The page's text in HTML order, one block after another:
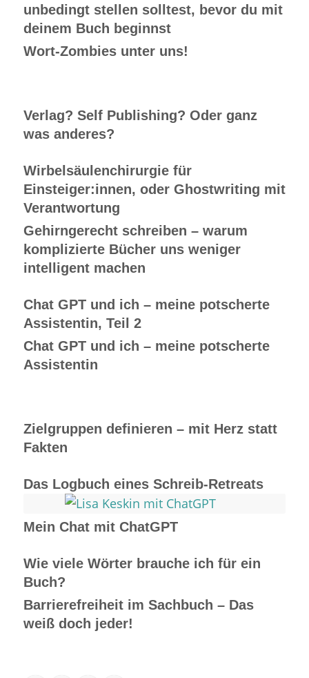
unbedingt stellen solltest, bevor du mit
deinem Buch beginnst
Wort-Zombies unter uns!
Verlag? Self Publishing? Oder ganz
was anderes?
Wirbelsäulenchirurgie für
Einsteiger:innen, oder Ghostwriting mit
Verantwortung
Gehirngerecht schreiben – warum
komplizierte Bücher uns weniger
intelligent machen
Chat GPT und ich – meine potscherte
Assistentin, Teil 2
Chat GPT und ich – meine potscherte
Assistentin
Zielgruppen definieren – mit Herz statt
Fakten
Das Logbuch eines Schreib-Retreats
Mein Chat mit ChatGPT
Wie viele Wörter brauche ich für ein
Buch?
Barrierefreiheit im Sachbuch – Das
weiß doch jeder!